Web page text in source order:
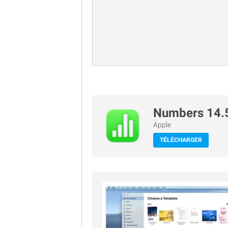
Numbers
Apple
TÉLÉCHARGER